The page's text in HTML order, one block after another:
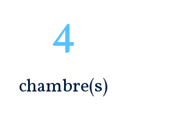
4
chambre(s)